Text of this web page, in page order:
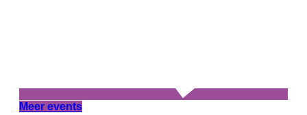
Meer events